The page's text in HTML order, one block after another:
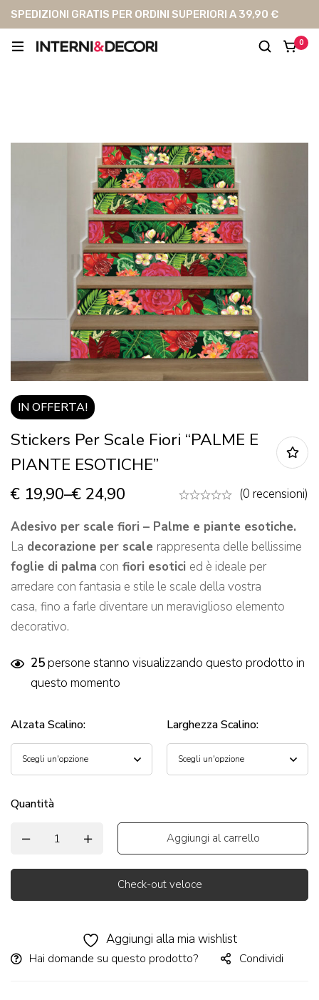
SPEDIZIONI GRATIS PER ORDINI SUPERIORI A 39,90 €
0
IN OFFERTA!
Stickers Per Scale Fiori “PALME E
PIANTE ESOTICHE”
€ 19,90–€ 24,90
(0 recensioni)
Adesivo per scale fiori – Palme e piante esotiche.
La decorazione per scale rappresenta delle bellissime
foglie di palma con fiori esotici ed è ideale per
arredare con fantasia e stile le scale della vostra
casa, fino a farle diventare un meraviglioso elemento
decorativo.
25persone stanno visualizzando questo prodotto in
questo momento
Alzata Scalino: Larghezza Scalino:
Quantità
Aggiungi al carrello
Check-out veloce
Aggiungi alla mia wishlist
Hai domande su questo prodotto? Condividi